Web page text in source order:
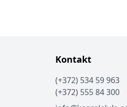
Kontakt
(+372) 534 59 963
(+372) 555 84 300